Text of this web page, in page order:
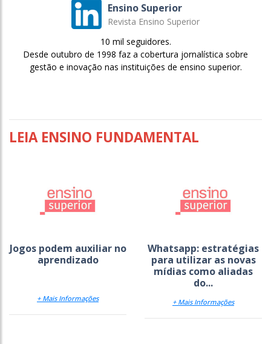
Ensino Superior
Revista Ensino Superior
10 mil seguidores.
Desde outubro de 1998 faz a cobertura jornalística sobre
gestão e inovação nas instituições de ensino superior.
LEIA ENSINO FUNDAMENTAL
Jogos podem auxiliar no
aprendizado
+ Mais Informações
Whatsapp: estratégias
para utilizar as novas
mídias como aliadas
do...
+ Mais Informações